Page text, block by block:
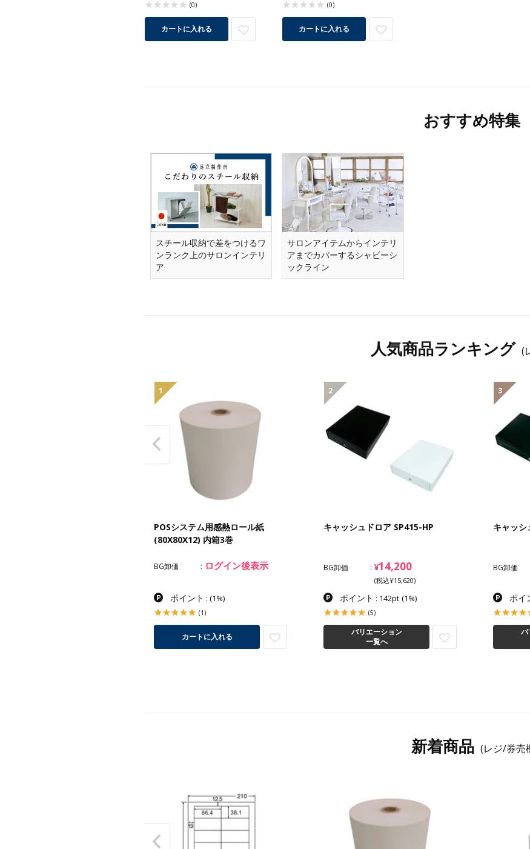
(0)
カートに入れる
(0)
カートに入れる
おすすめ特集
スチール収納で差をつけるワ
ンランク上のサロンインテリ
ア
サロンアイテムからインテリ
アまでカバーするシャビーシ
ックライン
人気商品ランキング (
1
POSシステム用感熱ロール紙
(80X80X12) 内箱3巻
BG卸価 ログイン後表示
ポイント : (1%)
(1)
カートに入れる
2
キャッシュドロア SP415-HP
BG卸価 ¥14,200
(税込¥15,620)
ポイント : 142pt (1%)
(5)
バリエーション
一覧へ
3
キャッシ
BG卸価
ポイ
バ
新着商品 (レジ/券売